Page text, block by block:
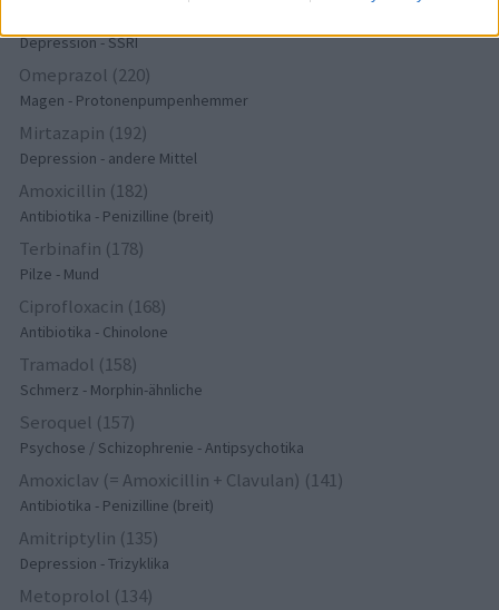
Depression - SSRI
Omeprazol (220)
Magen - Protonenpumpenhemmer
Mirtazapin (192)
Depression - andere Mittel
Amoxicillin (182)
Antibiotika - Penizilline (breit)
Terbinafin (178)
Pilze - Mund
Ciprofloxacin (168)
Antibiotika - Chinolone
Tramadol (158)
Schmerz - Morphin-ähnliche
Seroquel (157)
Psychose / Schizophrenie - Antipsychotika
Amoxiclav (= Amoxicillin + Clavulan) (141)
Antibiotika - Penizilline (breit)
Amitriptylin (135)
Depression - Trizyklika
Metoprolol (134)